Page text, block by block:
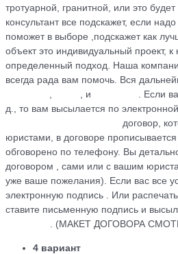
тротуарной, гранитной, или это
консультант все подскажет, если
поможет в выборе ,подскажет как
объект это индивидуальный проект, к
определенный подход. Наша
всегда рада вам помочь. Вся
, , и
. Если
д., то вам высылается по
договор,
юристами, в договоре
обговорено по телефону. Вы
договором , сами или с вашим
уже ваше пожелания). Если вас все
электронную подпись . Или
ставите письменную подпись и
. (МАКЕТ ДОГОВОРА
4 вариант